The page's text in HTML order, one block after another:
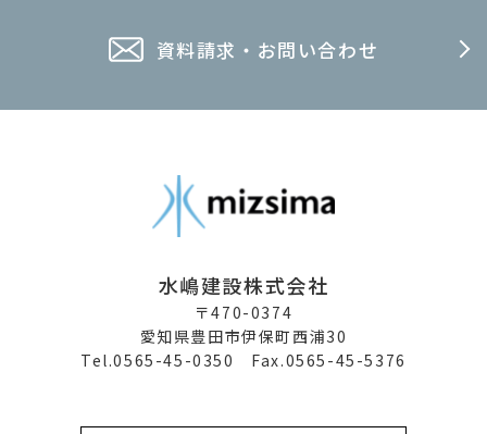
資料請求・お問い合わせ
水嶋建設株式会社
〒470-0374
愛知県豊田市伊保町西浦30
Tel.0565-45-0350 Fax.0565-45-5376